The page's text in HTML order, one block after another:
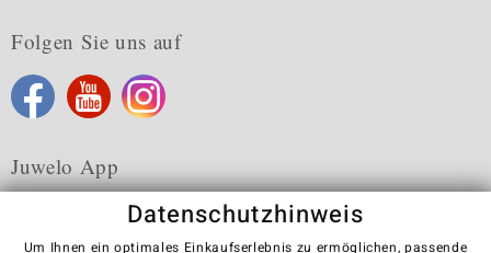
Folgen Sie uns auf
Juwelo App
Datenschutzhinweis
Um Ihnen ein optimales Einkaufserlebnis zu ermöglichen, passende